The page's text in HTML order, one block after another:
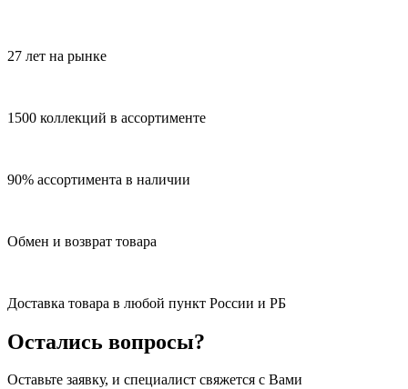
27 лет на рынке
1500 коллекций в ассортименте
90% ассортимента в наличии
Обмен и возврат товара
Доставка товара в любой пункт России и РБ
Остались вопросы?
Оставьте заявку, и специалист свяжется с Вами